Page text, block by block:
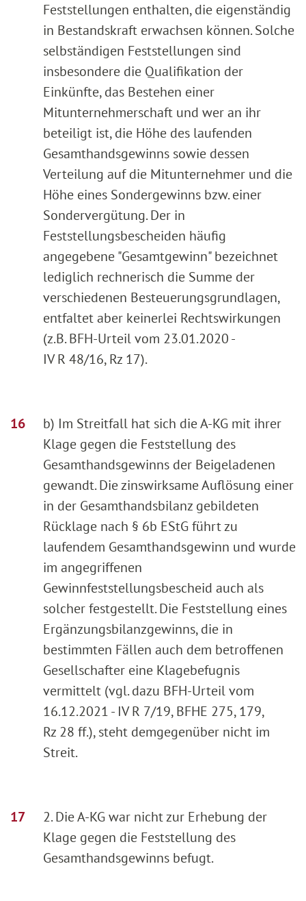
Feststellungen enthalten, die eigenständig
in Bestandskraft erwachsen können. Solche
selbständigen Feststellungen sind
insbesondere die Qualifikation der
Einkünfte, das Bestehen einer
Mitunternehmerschaft und wer an ihr
beteiligt ist, die Höhe des laufenden
Gesamthandsgewinns sowie dessen
Verteilung auf die Mitunternehmer und die
Höhe eines Sondergewinns bzw. einer
Sondervergütung. Der in
Feststellungsbescheiden häufig
angegebene "Gesamtgewinn" bezeichnet
lediglich rechnerisch die Summe der
verschiedenen Besteuerungsgrundlagen,
entfaltet aber keinerlei Rechtswirkungen
(z.B. BFH-Urteil vom 23.01.2020 -
IV R 48/16, Rz 17).
b) Im Streitfall hat sich die A-KG mit ihrer
Klage gegen die Feststellung des
Gesamthandsgewinns der Beigeladenen
gewandt. Die zinswirksame Auflösung einer
in der Gesamthandsbilanz gebildeten
Rücklage nach § 6b EStG führt zu
laufendem Gesamthandsgewinn und wurde
im angegriffenen
Gewinnfeststellungsbescheid auch als
solcher festgestellt. Die Feststellung eines
Ergänzungsbilanzgewinns, die in
bestimmten Fällen auch dem betroffenen
Gesellschafter eine Klagebefugnis
vermittelt (vgl. dazu BFH-Urteil vom
16.12.2021 - IV R 7/19, BFHE 275, 179,
Rz 28 ff.), steht demgegenüber nicht im
Streit.
2. Die A-KG war nicht zur Erhebung der
Klage gegen die Feststellung des
Gesamthandsgewinns befugt.